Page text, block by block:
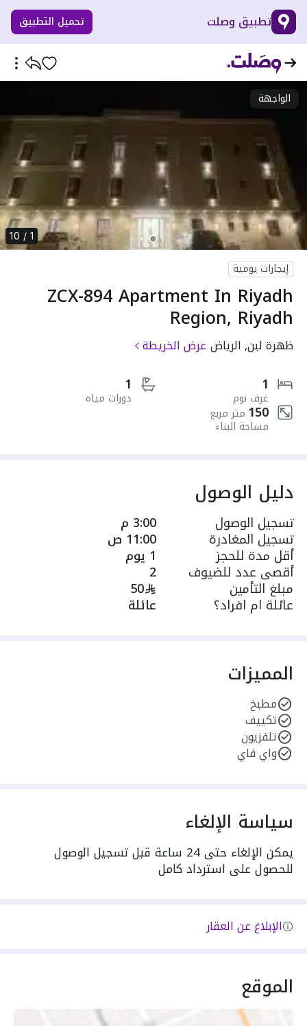
تطبيق وصلت تحميل التطبيق
الواجهة
1 / 10
إيجارات يومية
ZCX-894 Apartment In Riyadh
Region, Riyadh
ظهرة لبن, الرياض عرض الخريطة
1
غرف نوم
1
دورات مياه
150 متر مربع
مساحة البناء
دليل الوصول
تسجيل الوصول 3:00 م
تسجيل المغادرة 11:00 ص
أقل مدة للحجز 1 يوم
أقصى عدد للضيوف 2
مبلغ التأمين 50
عائلة ام افراد؟ عائلة
المميزات
مطبخ
تكييف
تلفزيون
واي فاي
سياسة الإلغاء
يمكن الإلغاء حتى 24 ساعة قبل تسجيل الوصول
للحصول على استرداد كامل
الإبلاغ عن العقار
الموقع